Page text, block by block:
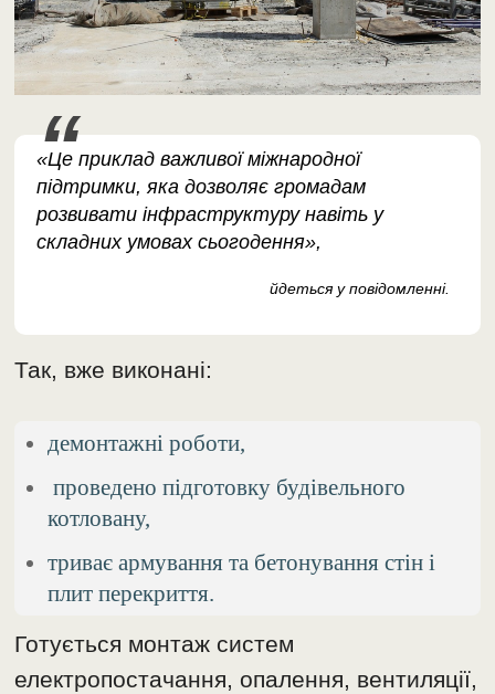
«Це приклад важливої міжнародної
підтримки, яка дозволяє громадам
розвивати інфраструктуру навіть у
складних умовах сьогодення»,
йдеться у повідомленні.
Так, вже виконані:
демонтажні роботи,
проведено підготовку будівельного
котловану,
триває армування та бетонування стін і
плит перекриття.
Готується монтаж систем
електропостачання, опалення, вентиляції,